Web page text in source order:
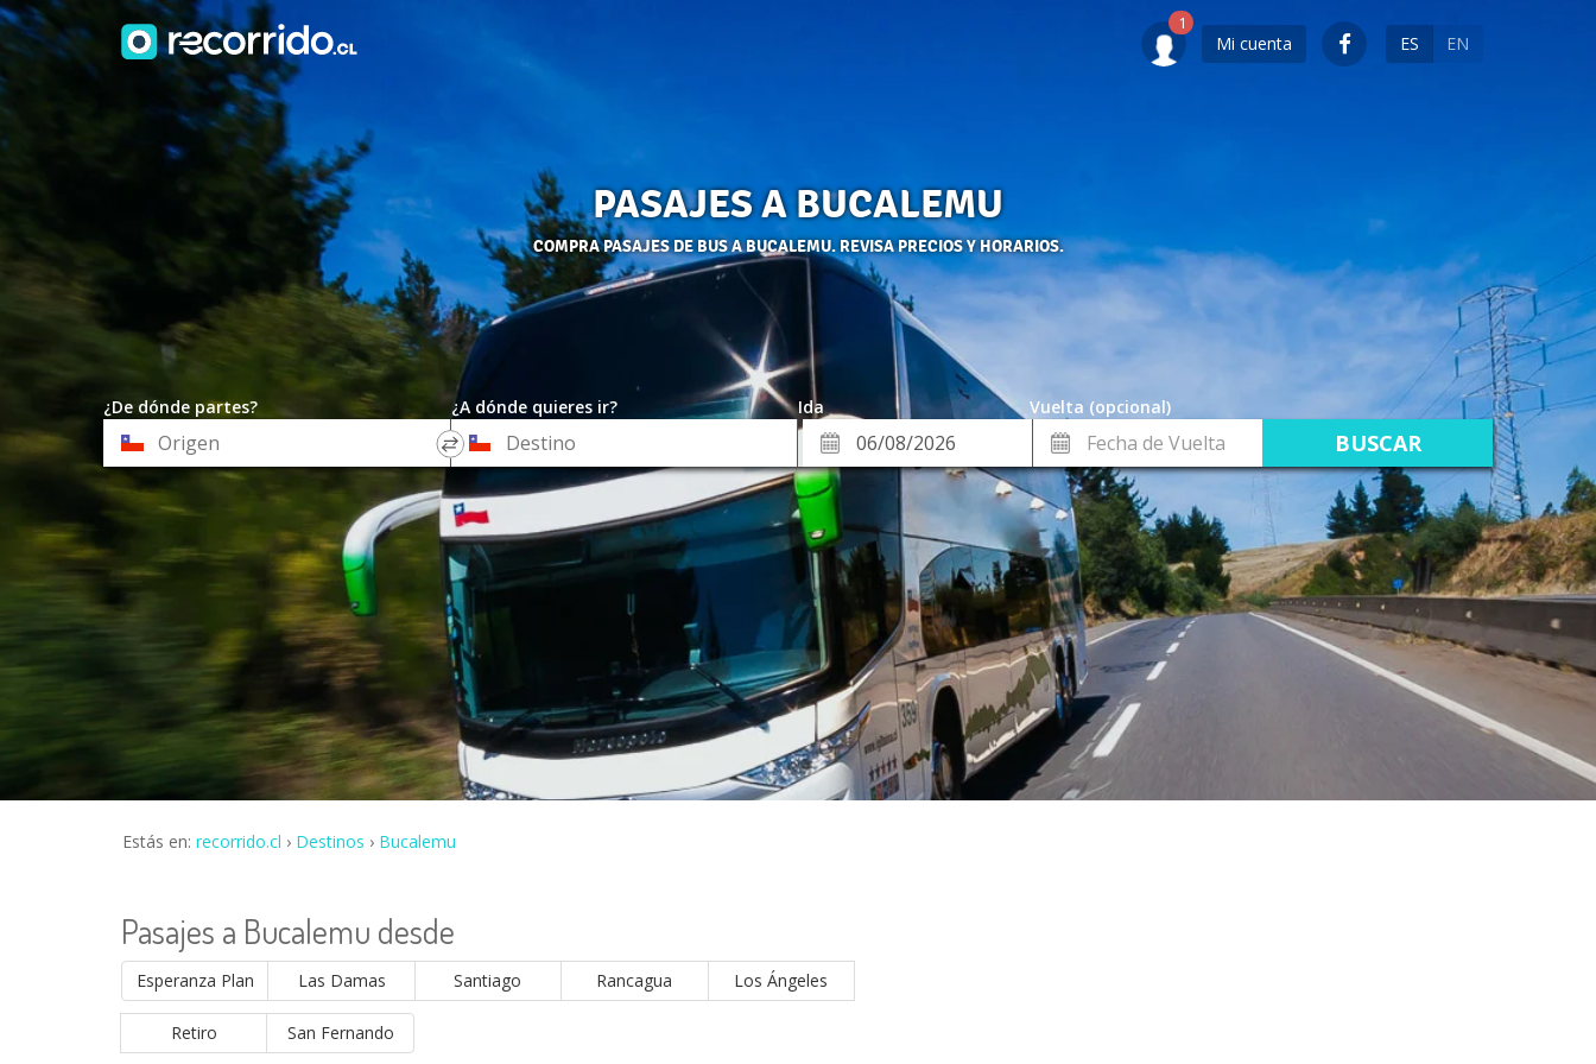
Mi cuenta ES EN
PASAJES A BUCALEMU
COMPRA PASAJES DE BUS A BUCALEMU. REVISA PRECIOS Y HORARIOS.
¿De dónde partes? ¿A dónde quieres ir? Ida
Vuelta (opcional)
Origen
*
Destino
*
Fecha
de
Ida
Fecha
de
Vuelta
Estás en: recorrido.cl Destinos Bucalemu
Pasajes a Bucalemu desde
Esperanza Plan Las Damas Santiago Rancagua Los Ángeles
Retiro San Fernando